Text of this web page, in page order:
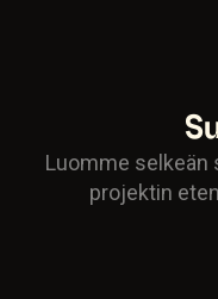
Luomme selkeän
projektin